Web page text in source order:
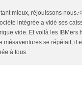
mieux, réjouissons
intégrée a vidé ses
vide. Et voilà les IBMers
mésaventures se répétait, il
à tous